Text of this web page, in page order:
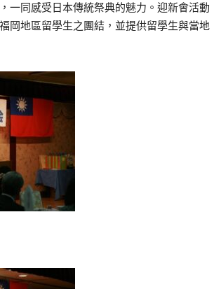
一同感受日本傳統祭典的魅力。迎新會活動
岡地區留學生之團結，並提供留學生與當地